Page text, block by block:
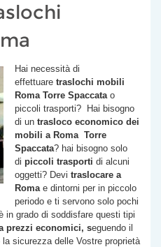
Hai necessità di
effettuare traslochi mobili
Roma Torre Spaccata o
piccoli trasporti? Hai bisogno
di un trasloco economico dei
mobili a Roma Torre
Spaccata? hai bisogno solo
di piccoli trasporti di alcuni
oggetti? Devi traslocare a
Romae dintorni per in piccolo
periodo e ti servono solo pochi
in grado di soddisfare questi tipi
prezzi economici, seguendo il
sicurezza delle Vostre proprietà